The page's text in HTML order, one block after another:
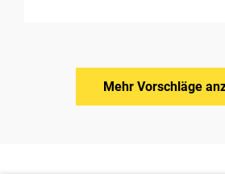
Mehr Vorschläge